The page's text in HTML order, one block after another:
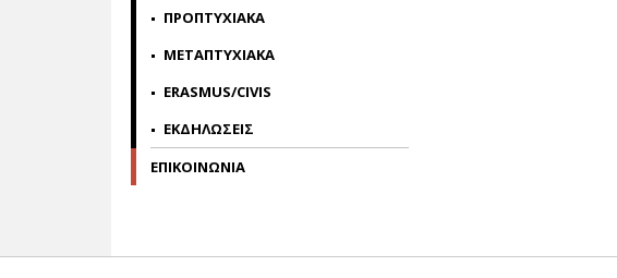
ΠΡΟΠΤΥΧΙΑΚΑ
ΜΕΤΑΠΤΥΧΙΑΚΑ
ERASMUS/CIVIS
ΕΚΔΗΛΩΣΕΙΣ
ΕΠΙΚΟΙΝΩΝΙΑ